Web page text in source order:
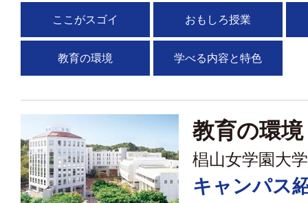
ここがスゴイ おもしろ授業
教育の環境 学べる内容と特色
教育の環境
椙山女学園大学
キャンパス